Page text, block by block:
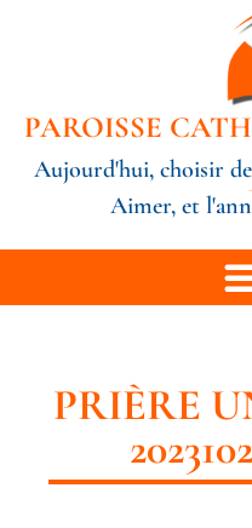
PAROISSE
Aujourd'hui, choisir de
Aimer, et
PRIÈRE